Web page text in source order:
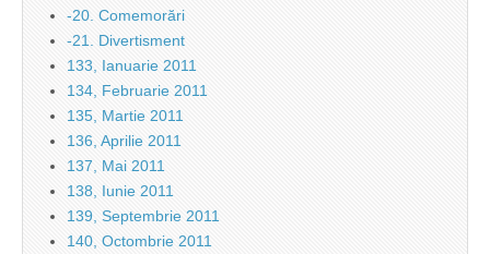
-20. Comemorări
-21. Divertisment
133, Ianuarie 2011
134, Februarie 2011
135, Martie 2011
136, Aprilie 2011
137, Mai 2011
138, Iunie 2011
139, Septembrie 2011
140, Octombrie 2011